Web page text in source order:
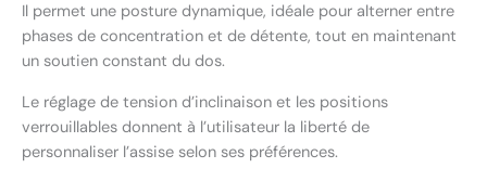
Il permet une posture dynamique, idéale pour alterner entre
phases de concentration et de détente, tout en maintenant
un soutien constant du dos.
Le réglage de tension d’inclinaison et les positions
verrouillables donnent à l’utilisateur la liberté de
personnaliser l’assise selon ses préférences.